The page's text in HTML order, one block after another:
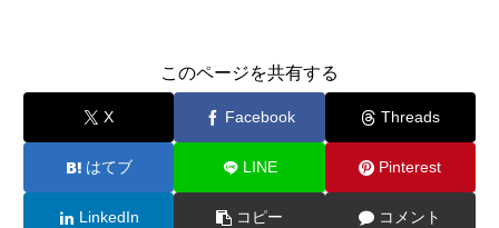
このページを共有する
X Facebook Threads
はてブ LINE Pinterest
LinkedIn コピー コメント